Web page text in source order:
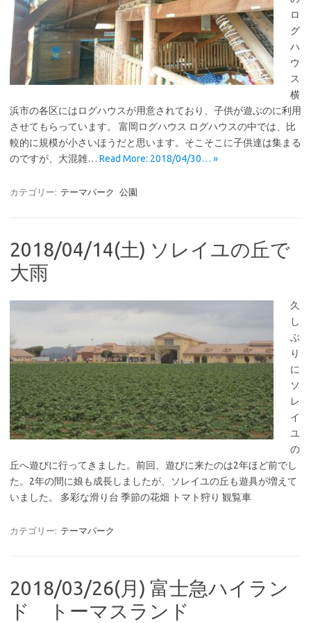
ロ
グ
ハ
ウ
ス
横
浜市の各区にはログハウスが用意されており、子供が遊ぶのに利用
させてもらっています。 富岡ログハウス ログハウスの中では、比
較的に規模が小さいほうだと思います。そこそこに子供達は集まる
のですが、大混雑… Read More: 2018/04/30… »
カテゴリー: テーマパーク 公園
2018/04/14(土) ソレイユの丘で
大雨
久
し
ぶ
り
に
ソ
レ
イ
ユ
の
丘へ遊びに行ってきました。前回、遊びに来たのは2年ほど前でし
た。2年の間に娘も成長しましたが、ソレイユの丘も遊具が増えて
いました。 多彩な滑り台 季節の花畑 トマト狩り 観覧車
カテゴリー: テーマパーク
2018/03/26(月) 富士急ハイラン
ド トーマスランド